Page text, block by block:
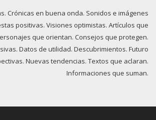
Crónicas en buena onda. Sonidos e imágenes
positivas. Visiones optimistas. Artículos que
que orientan. Consejos que protegen.
Datos de utilidad. Descubrimientos. Futuro
Nuevas tendencias. Textos que aclaran.
Informaciones que suman.